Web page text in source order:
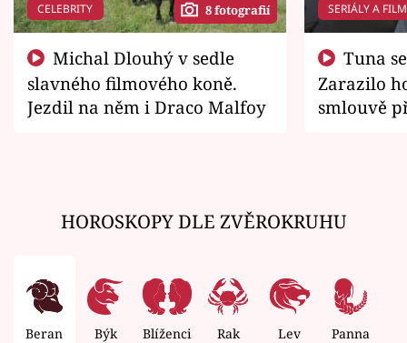
CELEBRITY 8 fotografií
slavného filmového koně.
Jezdil na něm i Draco Malfoy
SERIÁLY A
Zarazilo
smlouvě
HOROSKOPY DLE ZVĚROKRUHU
Beran Býk Blíženci Rak Lev Panna